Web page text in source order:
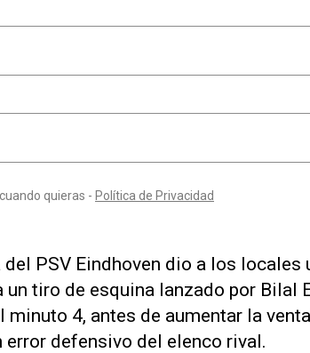
PSV ⁠Eindhoven dio a los locales
un ⁠tiro de esquina lanzado por Bilal
minuto 4, antes de ​aumentar la
error defensivo del ⁠elenco rival.